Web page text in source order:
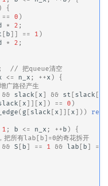
)
{
== 0 )
* 2 ;
[ b ]] == 1 )
* 2 ;
// 把queue清空
<= n_x ; ++ x )
{
广路径产生
&& slack [ x ] && st [ slack [
[ x ]][ x ]) == 0 )
( g [ slack [ x ]][ x ]))
1 ; b <= n_x ; ++ b )
{
把所有lab[b]=0的奇花拆开
&& S [ b ] == 1 && lab [ b ] ==